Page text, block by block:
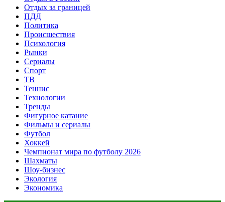
Отдых за границей
ПДД
Политика
Происшествия
Психология
Рынки
Сериалы
Спорт
ТВ
Теннис
Технологии
Тренды
Фигурное катание
Фильмы и сериалы
Футбол
Хоккей
Чемпионат мира по футболу 2026
Шахматы
Шоу-бизнес
Экология
Экономика